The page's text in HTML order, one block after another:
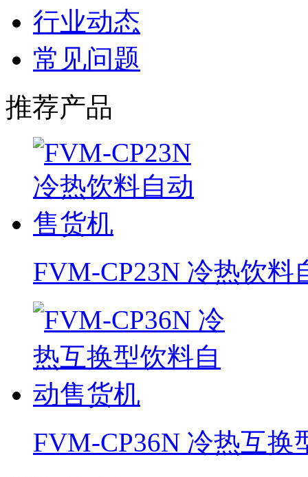
行业动态
常见问题
推荐产品
FVM-CP23N 冷热饮料
FVM-CP36N 冷热互换